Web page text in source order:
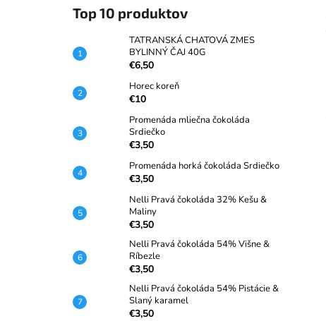
Top 10 produktov
TATRANSKÁ CHATOVÁ ZMES
BYLINNÝ ČAJ 40G
€6,50
Horec koreň
€10
Promenáda mliečna čokoláda
Srdiečko
€3,50
Promenáda horká čokoláda Srdiečko
€3,50
Nelli Pravá čokoláda 32% Kešu &
Maliny
€3,50
Nelli Pravá čokoláda 54% Višne &
Ríbezle
€3,50
Nelli Pravá čokoláda 54% Pistácie &
Slaný karamel
€3,50